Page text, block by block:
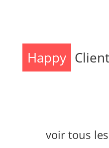
Happy
voir tous